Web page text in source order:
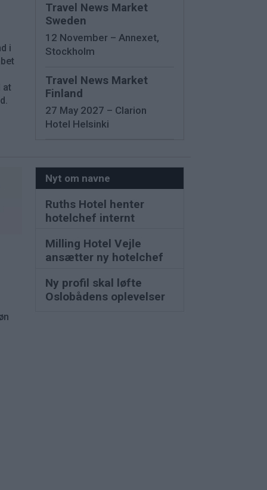
i
at
Travel News Market
Sweden
12 November – Annexet,
Stockholm
Travel News Market
Finland
27 May 2027 – Clarion
Hotel Helsinki
Nyt om navne
Ruths Hotel henter
hotelchef internt
Milling Hotel Vejle
ansætter ny hotelchef
Ny profil skal løfte
Oslobådens oplevelser